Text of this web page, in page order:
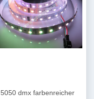
5050 dmx farbenreicher